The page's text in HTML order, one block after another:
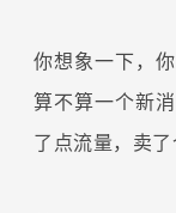
你想象一下，
算不算一个新
了点流量，卖了